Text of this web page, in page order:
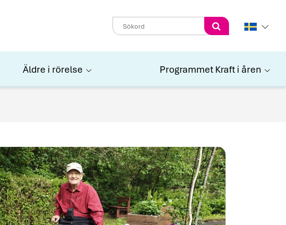
Perform
search
Äldre i rörelse Programmet Kraft i åren